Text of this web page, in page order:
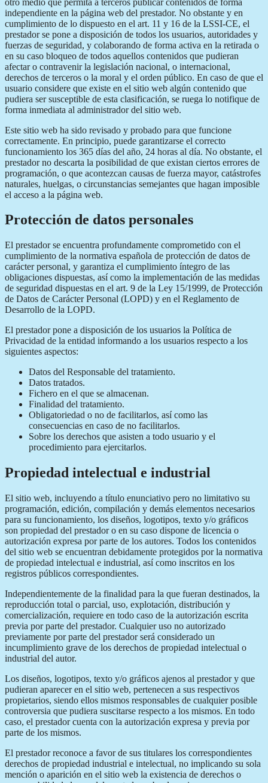
independiente en la página web del prestador. No obstante y en
cumplimiento de lo dispuesto en el art. 11 y 16 de la LSSI-CE, el
prestador se pone a disposición de todos los usuarios, autoridades y
fuerzas de seguridad, y colaborando de forma activa en la retirada o
en su caso bloqueo de todos aquellos contenidos que pudieran
afectar o contravenir la legislación nacional, o internacional,
derechos de terceros o la moral y el orden público. En caso de que el
usuario considere que existe en el sitio web algún contenido que
pudiera ser susceptible de esta clasificación, se ruega lo notifique de
forma inmediata al administrador del sitio web.
Este sitio web ha sido revisado y probado para que funcione
correctamente. En principio, puede garantizarse el correcto
funcionamiento los 365 días del año, 24 horas al día. No obstante, el
prestador no descarta la posibilidad de que existan ciertos errores de
programación, o que acontezcan causas de fuerza mayor, catástrofes
naturales, huelgas, o circunstancias semejantes que hagan imposible
el acceso a la página web.
Protección de datos personales
El prestador se encuentra profundamente comprometido con el
cumplimiento de la normativa española de protección de datos de
carácter personal, y garantiza el cumplimiento íntegro de las
obligaciones dispuestas, así como la implementación de las medidas
de seguridad dispuestas en el art. 9 de la Ley 15/1999, de Protección
de Datos de Carácter Personal (LOPD) y en el Reglamento de
Desarrollo de la LOPD.
El prestador pone a disposición de los usuarios la Política de
Privacidad de la entidad informando a los usuarios respecto a los
siguientes aspectos:
Datos del Responsable del tratamiento.
Datos tratados.
Fichero en el que se almacenan.
Finalidad del tratamiento.
Obligatoriedad o no de facilitarlos, así como las
consecuencias en caso de no facilitarlos.
Sobre los derechos que asisten a todo usuario y el
procedimiento para ejercitarlos.
Propiedad intelectual e industrial
El sitio web, incluyendo a título enunciativo pero no limitativo su
programación, edición, compilación y demás elementos necesarios
para su funcionamiento, los diseños, logotipos, texto y/o gráficos
son propiedad del prestador o en su caso dispone de licencia o
autorización expresa por parte de los autores. Todos los contenidos
del sitio web se encuentran debidamente protegidos por la normativa
de propiedad intelectual e industrial, así como inscritos en los
registros públicos correspondientes.
Independientemente de la finalidad para la que fueran destinados, la
reproducción total o parcial, uso, explotación, distribución y
comercialización, requiere en todo caso de la autorización escrita
previa por parte del prestador. Cualquier uso no autorizado
previamente por parte del prestador será considerado un
incumplimiento grave de los derechos de propiedad intelectual o
industrial del autor.
Los diseños, logotipos, texto y/o gráficos ajenos al prestador y que
pudieran aparecer en el sitio web, pertenecen a sus respectivos
propietarios, siendo ellos mismos responsables de cualquier posible
controversia que pudiera suscitarse respecto a los mismos. En todo
caso, el prestador cuenta con la autorización expresa y previa por
parte de los mismos.
El prestador reconoce a favor de sus titulares los correspondientes
derechos de propiedad industrial e intelectual, no implicando su sola
mención o aparición en el sitio web la existencia de derechos o